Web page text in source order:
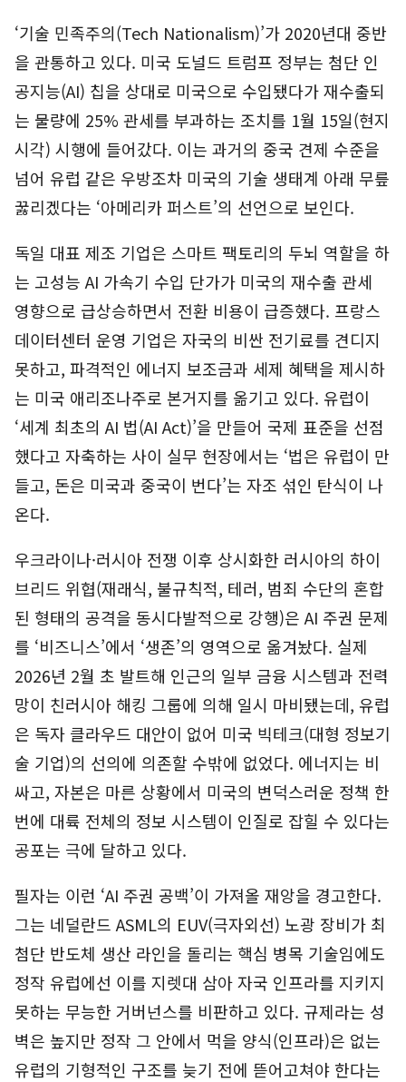
‘기술 민족주의(Tech Nationalism)’가 2020년대 중반
을 관통하고 있다. 미국 도널드 트럼프 정부는 첨단 인
공지능(AI) 칩을 상대로 미국으로 수입됐다가 재수출되
는 물량에 25% 관세를 부과하는 조치를 1월 15일(현지
시각) 시행에 들어갔다. 이는 과거의 중국 견제 수준을
넘어 유럽 같은 우방조차 미국의 기술 생태계 아래 무릎
꿇리겠다는 ‘아메리카 퍼스트’의 선언으로 보인다.
독일 대표 제조 기업은 스마트 팩토리의 두뇌 역할을 하
는 고성능 AI 가속기 수입 단가가 미국의 재수출 관세
영향으로 급상승하면서 전환 비용이 급증했다. 프랑스
데이터센터 운영 기업은 자국의 비싼 전기료를 견디지
못하고, 파격적인 에너지 보조금과 세제 혜택을 제시하
는 미국 애리조나주로 본거지를 옮기고 있다. 유럽이
‘세계 최초의 AI 법(AI Act)’을 만들어 국제 표준을 선점
했다고 자축하는 사이 실무 현장에서는 ‘법은 유럽이 만
들고, 돈은 미국과 중국이 번다’는 자조 섞인 탄식이 나
온다.
우크라이나·러시아 전쟁 이후 상시화한 러시아의 하이
브리드 위협(재래식, 불규칙적, 테러, 범죄 수단의 혼합
된 형태의 공격을 동시다발적으로 강행)은 AI 주권 문제
를 ‘비즈니스’에서 ‘생존’의 영역으로 옮겨놨다. 실제
2026년 2월 초 발트해 인근의 일부 금융 시스템과 전력
망이 친러시아 해킹 그룹에 의해 일시 마비됐는데, 유럽
은 독자 클라우드 대안이 없어 미국 빅테크(대형 정보기
술 기업)의 선의에 의존할 수밖에 없었다. 에너지는 비
싸고, 자본은 마른 상황에서 미국의 변덕스러운 정책 한
번에 대륙 전체의 정보 시스템이 인질로 잡힐 수 있다는
공포는 극에 달하고 있다.
필자는 이런 ‘AI 주권 공백’이 가져올 재앙을 경고한다.
그는 네덜란드 ASML의 EUV(극자외선) 노광 장비가 최
첨단 반도체 생산 라인을 돌리는 핵심 병목 기술임에도
정작 유럽에선 이를 지렛대 삼아 자국 인프라를 지키지
못하는 무능한 거버넌스를 비판하고 있다. 규제라는 성
벽은 높지만 정작 그 안에서 먹을 양식(인프라)은 없는
유럽의 기형적인 구조를 늦기 전에 뜯어고쳐야 한다는